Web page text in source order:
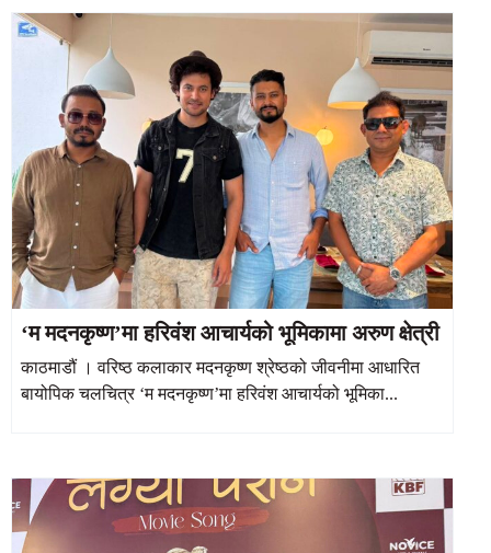
‘म मदनकृष्ण’मा हरिवंश आचार्यको भूमिकामा अरुण क्षेत्री
काठमाडौं । वरिष्ठ कलाकार मदनकृष्ण श्रेष्ठको जीवनीमा आधारित
बायोपिक चलचित्र ‘म मदनकृष्ण’मा हरिवंश आचार्यको भूमिका...